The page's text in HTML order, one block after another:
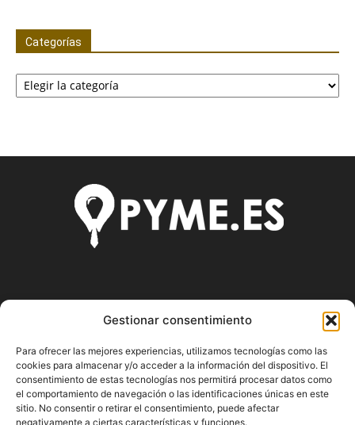
Gestionar consentimiento
Para ofrecer las mejores experiencias, utilizamos tecnologías como las
cookies para almacenar y/o acceder a la información del dispositivo. El
consentimiento de estas tecnologías nos permitirá procesar datos como
el comportamiento de navegación o las identificaciones únicas en este
sitio. No consentir o retirar el consentimiento, puede afectar
negativamente a ciertas características y funciones.
Categorías
Categorías
Pyme.es es el portal web donde podrás mantenerte
actualizado de todas las noticias y novedades sobre la
economía en España y el mundo, así como donde podrás
conseguir toda la información necesaria sobre
emprendimiento.